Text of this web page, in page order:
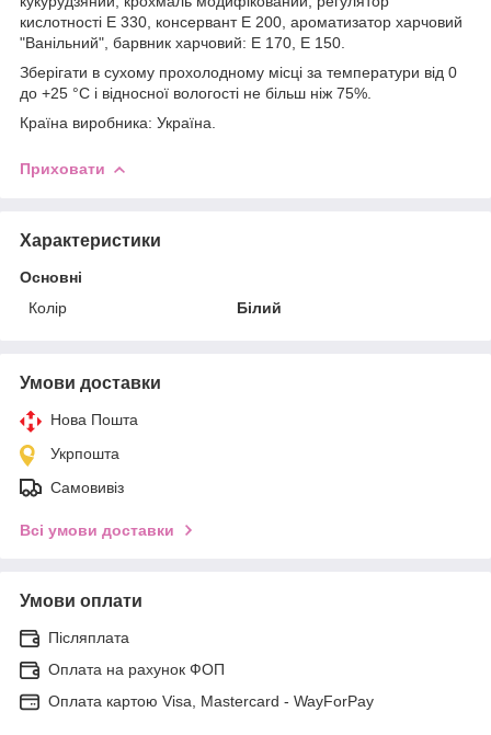
кислотності Е 330, консервант Е 200, ароматизатор харчовий
"Ванільний", барвник харчовий: Е 170, Е 150.
Зберігати в сухому прохолодному місці за температури від 0
до +25 °C і відносної вологості не більш ніж 75%.
Країна виробника: Україна.
Приховати
Характеристики
Основні
Колір
Білий
Умови доставки
Нова Пошта
Укрпошта
Самовивіз
Всі умови доставки
Умови оплати
Післяплата
Оплата на рахунок ФОП
Оплата картою Visa, Mastercard - WayForPay